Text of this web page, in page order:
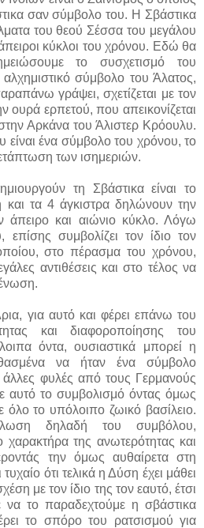
σαν σύμβολο του. Η Σβάστικα
του θεού Σέσσα του μεγάλου
κύκλοι του χρόνου. Εδώ θα
το συσχετισμό του
σύμβολο του Άλατος,
γράψει, σχετίζεται με τον
ουρά ερπετού, που απεικονίζεται
Αρκάνα του Άλιστερ Κρόουλυ.
είναι ένα σύμβολο του χρόνου, το
των ισημεριών.
τη Σβάστικα είναι το
τα 4 άγκιστρα δηλώνουν την
άπειρο και αιώνιο κύκλο. Λόγω
συμβολίζει τον ίδιο τον
στο πέρασμα του χρόνου,
αντιθέσεις και στο τέλος να
για αυτό και φέρει επάνω του
και διαφοροποίησης του
όντα, ουσιαστικά μπορεί η
να ήταν ένα σύμβολο
άλλες φυλές από τους Γερμανούς
αυτό το συμβολισμό όντας όμως
όλο το υπόλοιπο ζωικό βασίλειο.
δηλαδή του συμβόλου,
χαρακτήρα της ανωτερότητας και
την όμως αυθαίρετα στη
ότι τελικά η Δύση έχει μάθει
με τον ίδιο της τον εαυτό, έτσι
το παραδεχτούμε η σβάστικα
το σπόρο του ρατσισμού για